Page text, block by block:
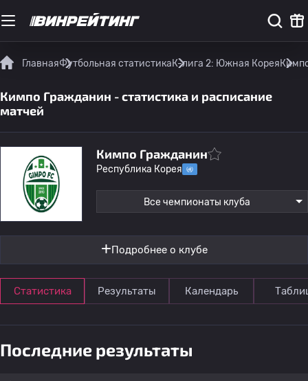
ГлавнаяФутбольная статистикаК-лига 2: Южная Корея
Кимпо Гражданин - статистика и расписание
матчей
Кимпо Гражданин
Республика Корея
Все чемпионаты клуба
Подробнее о клубе
Статистика Результаты Календарь
Последние результаты